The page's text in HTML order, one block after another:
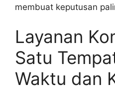
membuat keputusan
Layanan
Satu
Waktu dan